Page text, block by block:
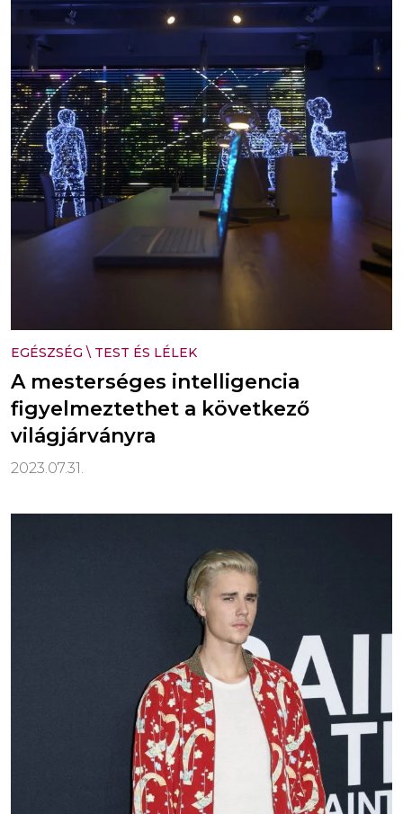
EGÉSZSÉG \ TEST ÉS LÉLEK
A mesterséges intelligencia
figyelmeztethet a következő
világjárványra
2023.07.31.